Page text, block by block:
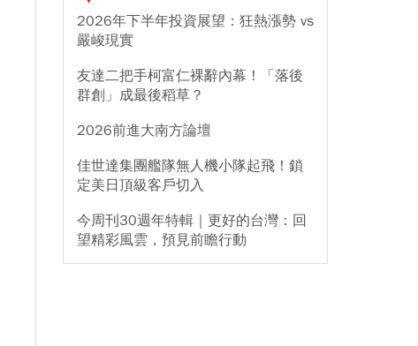
2026年下半年投資展望：狂熱漲勢 vs
嚴峻現實
友達二把手柯富仁裸辭內幕！「落後
群創」成最後稻草？
2026前進大南方論壇
佳世達集團艦隊無人機小隊起飛！鎖
定美日頂級客戶切入
今周刊30週年特輯｜更好的台灣：回
望精彩風雲，預見前瞻行動